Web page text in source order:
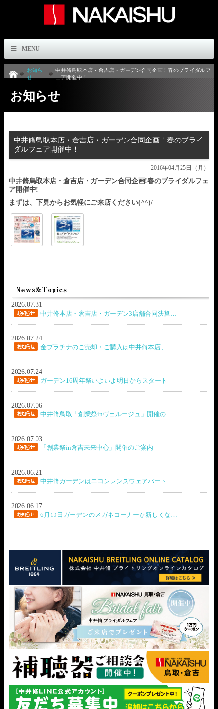
MENU
お知ら
せ
中井脩鳥取本店・倉吉店・ガーデン合同企画！春のブライダルフ
ェア開催中！
お知らせ
中井脩鳥取本店・倉吉店・ガーデン合同企画！春のブライ
ダルフェア開催中！
2016年04月25日（月）
中井脩鳥取本店・倉吉店・ガーデン合同企画!春のブライダルフェ
ア開催中!
まずは、下見からお気軽にご来店ください(^^)/
2026.07.31
中井脩本店・倉吉店・ガーデン3店舗合同決算…
2026.07.24
金プラチナのご売却・ご購入は中井脩本店、…
2026.07.24
ガーデン16周年祭いよいよ明日からスタート
2026.07.06
中井脩鳥取「創業祭inヴェルージュ」開催の…
2026.07.03
「創業祭in倉吉未来中心」開催のご案内
2026.06.21
中井脩ガーデンはニコンレンズウェアパート…
2026.06.17
6月19日ガーデンのメガネコーナーが新しくな…